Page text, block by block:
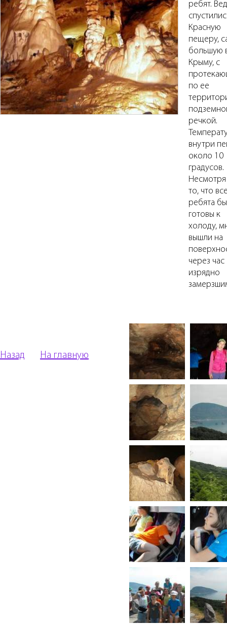
ребят.
Красную
пещеру,
большую
Крыму, с
по ее
речкой.
внутри
около 10
градусов.
Несмотря
то, что
ребята
готовы к
холоду,
вышли на
через час
изрядно
Назад На главную